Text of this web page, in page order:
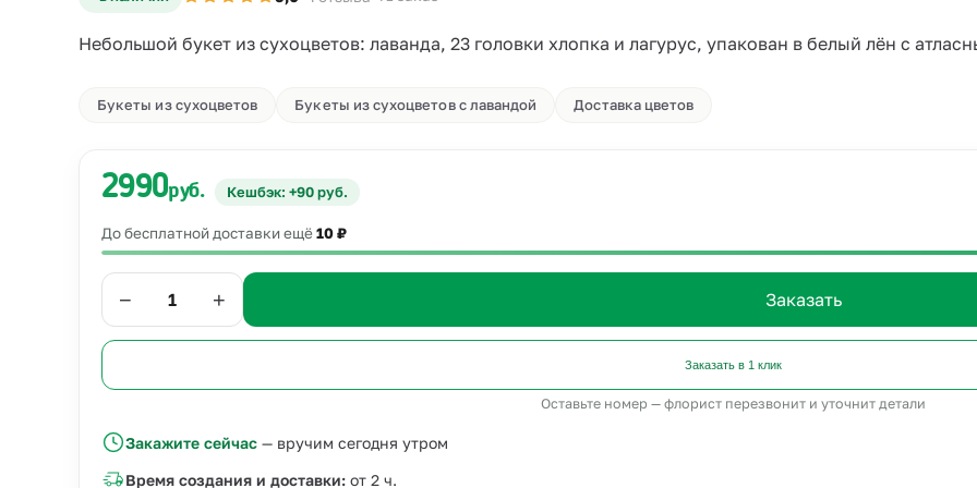
Небольшой букет из сухоцветов: лаванда, 23 головки хлопка и лагурус, упакован в белый лён с
Букеты из сухоцветов Букеты из сухоцветов с лавандой Доставка цветов
2990руб. Кешбэк: +90 руб.
До бесплатной доставки ещё10 ₽
− + Заказать
Заказать в 1 клик
Оставьте номер — флорист перезвонит и уточнит детали
Закажите сейчас — вручим сегодня утром
Время создания и доставки: от 2 ч.